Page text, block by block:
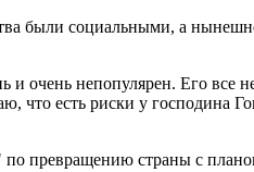
были социальными, а
очень непопулярен. Его все
есть риски у господина
превращению страны с